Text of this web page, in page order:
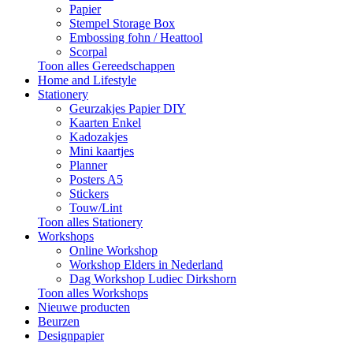
Papier
Stempel Storage Box
Embossing fohn / Heattool
Scorpal
Toon alles Gereedschappen
Home and Lifestyle
Stationery
Geurzakjes Papier DIY
Kaarten Enkel
Kadozakjes
Mini kaartjes
Planner
Posters A5
Stickers
Touw/Lint
Toon alles Stationery
Workshops
Online Workshop
Workshop Elders in Nederland
Dag Workshop Ludiec Dirkshorn
Toon alles Workshops
Nieuwe producten
Beurzen
Designpapier